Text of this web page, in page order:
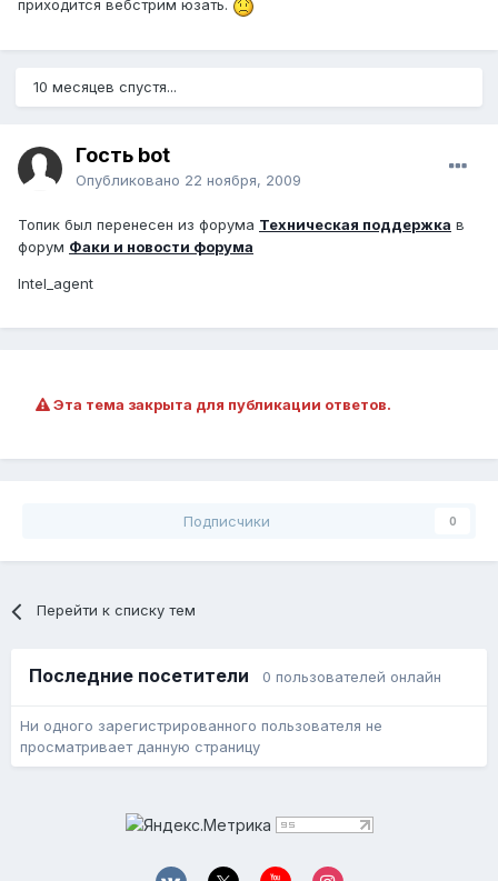
приходится вебстрим юзать.
10 месяцев спустя...
Гость bot
Опубликовано 22 ноября, 2009
Топик был перенесен из форума Техническая поддержка в
форум Факи и новости форума
Intel_agent
Эта тема закрыта для публикации ответов.
Подписчики 0
Перейти к списку тем
Последние посетители 0 пользователей онлайн
Ни одного зарегистрированного пользователя не
просматривает данную страницу